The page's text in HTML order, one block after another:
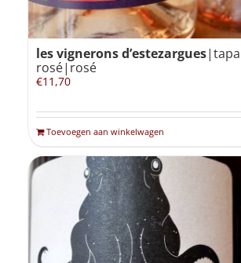
les vignerons d’estezargues
rosé|rosé
€11,70
Toevoegen aan winkelwagen